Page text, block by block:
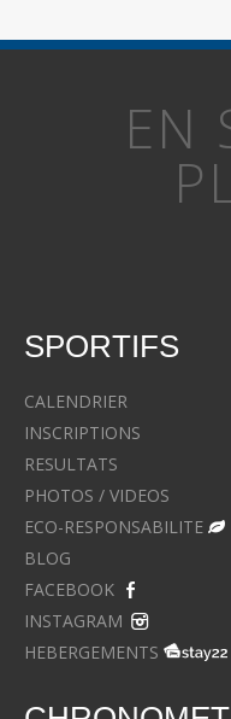
EN
SPORTIFS
CALENDRIER
INSCRIPTIONS
RESULTATS
PHOTOS / VIDEOS
ECO-RESPONSABILITE
BLOG
FACEBOOK
INSTAGRAM
HEBERGEMENTS